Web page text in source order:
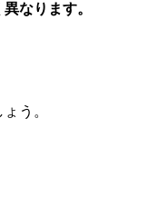
なります。
う。